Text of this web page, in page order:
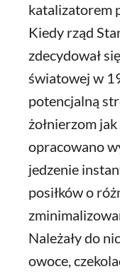
katalizatorem
Kiedy rząd
zdecydował
światowej w
potencjalną
żołnierzom
opracowano
jedzenie
posiłków o
Należały do
owoce,